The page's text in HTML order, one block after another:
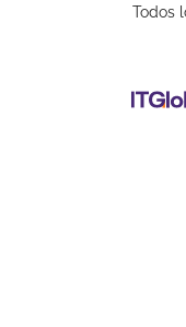
Todos